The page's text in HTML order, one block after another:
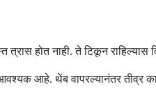
त्रास होत नाही. ते टिकून
आहे. थेंब वापरल्यानंतर तीव्र